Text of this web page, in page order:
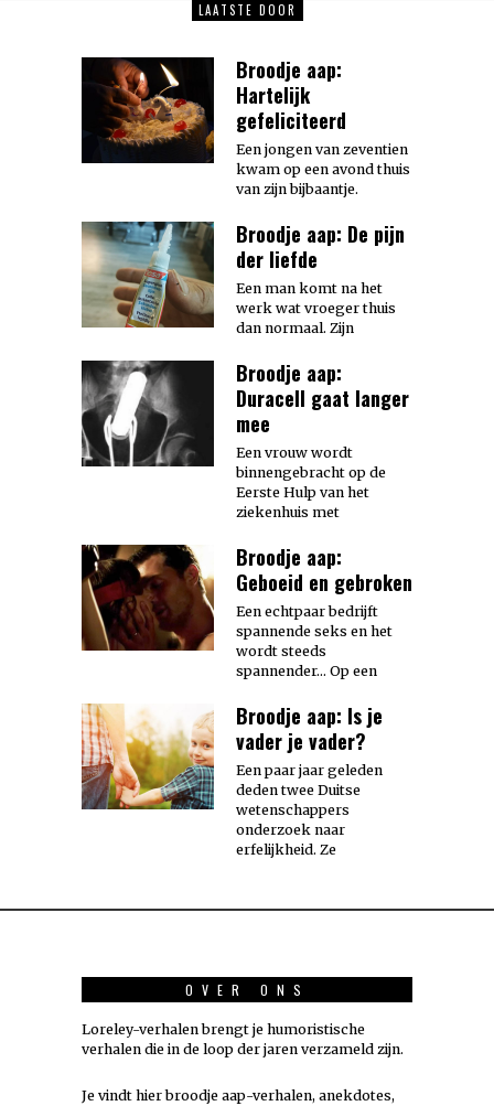
LAATSTE DOOR
Broodje aap:
Hartelijk
gefeliciteerd
Een jongen van zeventien
kwam op een avond thuis
van zijn bijbaantje.
Broodje aap: De pijn
der liefde
Een man komt na het
werk wat vroeger thuis
dan normaal. Zijn
Broodje aap:
Duracell gaat langer
mee
Een vrouw wordt
binnengebracht op de
Eerste Hulp van het
ziekenhuis met
Broodje aap:
Geboeid en gebroken
Een echtpaar bedrijft
spannende seks en het
wordt steeds
spannender… Op een
Broodje aap: Is je
vader je vader?
Een paar jaar geleden
deden twee Duitse
wetenschappers
onderzoek naar
erfelijkheid. Ze
OVER ONS
Loreley-verhalen brengt je humoristische
verhalen die in de loop der jaren verzameld zijn.
Je vindt hier broodje aap-verhalen, anekdotes,